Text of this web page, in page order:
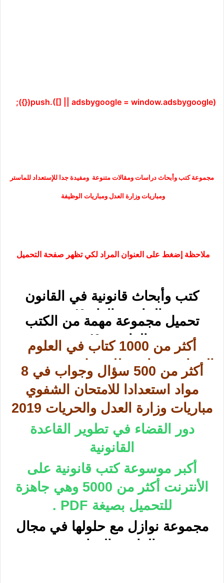
(adsbygoogle = window.adsbygoogle || []).push({});
مجموعة كتب وأبحاث دراسات ومقالات متنوعة ومفيدة جدا للإستعداد للماستر
ومباريات وزارة العدل ومباريات الوظيفة
ملاحظة إضغط على العنوان المراد لكي تظهر صفحة التحميل
كتب وأبحاث قانونية في القانون
الخاص والعام pdf
تحميل مجموعة مهمة من الكتب
القانونية pdfأكثر من 1000 كتاب في العلوم
السياسية جاهزة للتحميل بصيغة PDF
أكثر من 500 سؤال وجواب في 8
مواد استعدادا للامتحان الشفوي
مباريات وزارة العدل والحريات 2019
دور القضاء في تطوير القاعدة
القانونية
أكبر موسوعة كتب قانونية على
الأنترنت أكثر من 5000 وهي جاهزة
للتحميل بصيغة PDF .
مجموعة نوازل مع حلولها في مجال
القانون العقاري